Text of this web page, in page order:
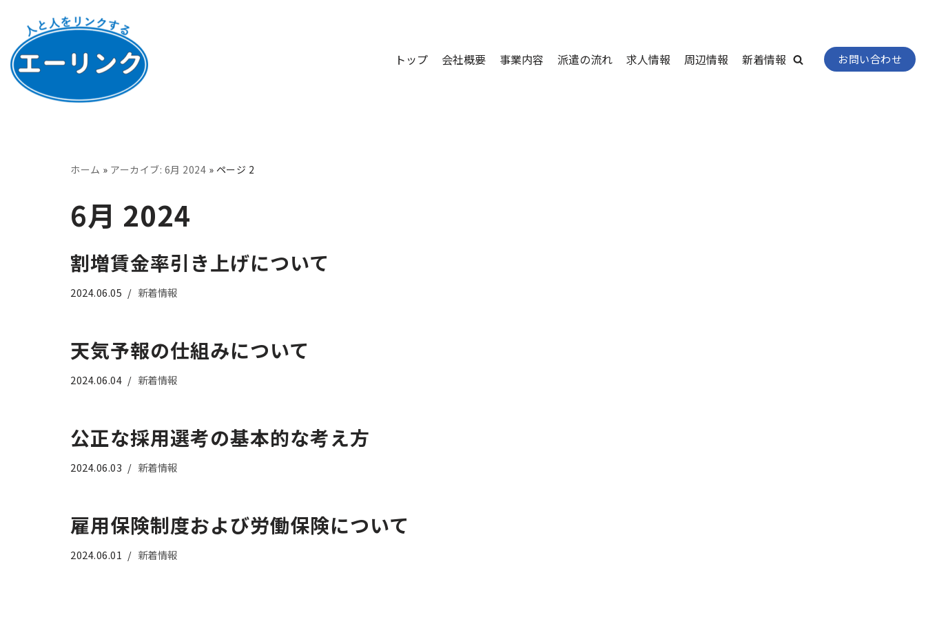
ン
テ
トップ 会社概要 事業内容 派遣の流れ 求人情報 周辺情報 新着情報 お問い合わせ
ホーム » アーカイブ: 6月 2024 » ページ 2
6月 2024
割増賃金率引き上げについて
2024.06.05 新着情報
天気予報の仕組みについて
2024.06.04 新着情報
公正な採用選考の基本的な考え方
2024.06.03 新着情報
雇用保険制度および労働保険について
2024.06.01 新着情報